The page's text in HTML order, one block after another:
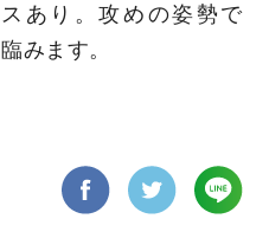
スあり。攻めの姿勢で
臨みます。